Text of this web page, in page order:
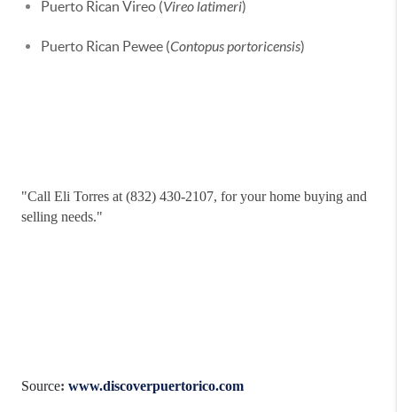
Puerto Rican Vireo (Vireo latimeri)
Puerto Rican Pewee (Contopus portoricensis)
"Call Eli Torres at (832) 430-2107, for your home buying and
selling needs."
Source: www.discoverpuertorico.com